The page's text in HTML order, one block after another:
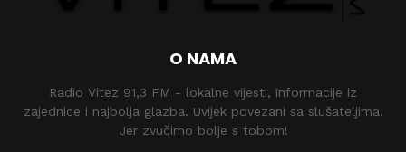
O NAMA
Radio Vitez 91,3 FM - lokalne vijesti, informacije iz
zajednice i najbolja glazba. Uvijek povezani sa slušateljima.
Jer zvučimo bolje s tobom!